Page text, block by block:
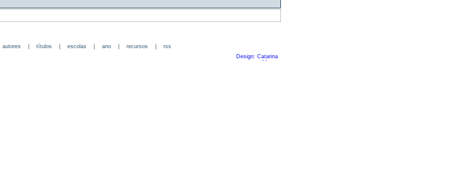
autores| títulos| escolas| ano| recursos| rss